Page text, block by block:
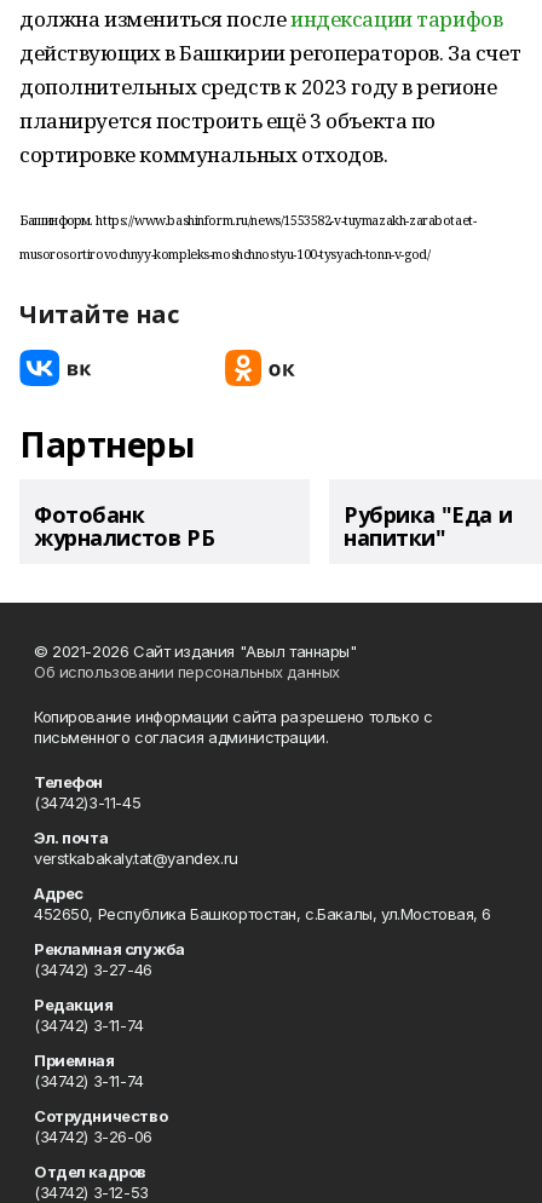
должна измениться послеиндексации тарифов
действующих в Башкирии регоператоров. За счет
дополнительных средств к 2023 году в регионе
планируется построить ещё 3 объекта по
сортировке коммунальных отходов.
Башинформ. https://www.bashinform.ru/news/1553582-v-tuymazakh-zarabotaet-
musorosortirovochnyy-kompleks-moshchnostyu-100-tysyach-tonn-v-god/
Читайте нас
Партнеры
Фотобанк
журналистов РБ
Рубрика "Еда и
напитки"
© 2021-2026 Сайт издания "Авыл таннары"
Об использовании персональных данных
Копирование информации сайта разрешено только с
письменного согласия администрации.
Телефон
(34742)3-11-45
Эл. почта
verstkabakaly.tat@yandex.ru
Адрес
452650, Республика Башкортостан, с.Бакалы, ул.Мостовая, 6
Рекламная служба
(34742) 3-27-46
Редакция
(34742) 3-11-74
Приемная
(34742) 3-11-74
Сотрудничество
(34742) 3-26-06
Отдел кадров
(34742) 3-12-53